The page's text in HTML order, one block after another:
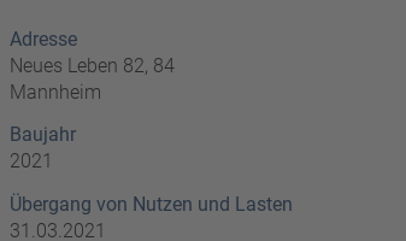
Adresse
Neues Leben 82, 84
Mannheim
Baujahr
2021
Übergang von Nutzen und Lasten
31.03.2021